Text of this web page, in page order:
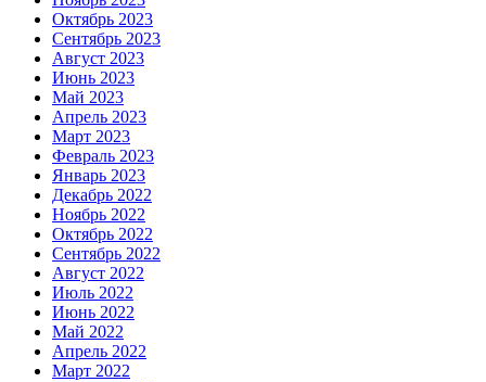
Октябрь 2023
Сентябрь 2023
Август 2023
Июнь 2023
Май 2023
Апрель 2023
Март 2023
Февраль 2023
Январь 2023
Декабрь 2022
Ноябрь 2022
Октябрь 2022
Сентябрь 2022
Август 2022
Июль 2022
Июнь 2022
Май 2022
Апрель 2022
Март 2022